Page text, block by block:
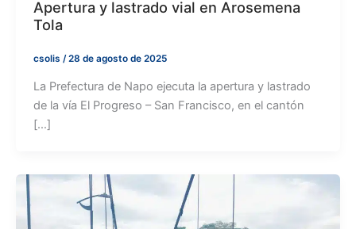
Apertura y lastrado vial en Arosemena
Tola
csolis /28 de agosto de 2025
La Prefectura de Napo ejecuta la apertura y lastrado
de la vía El Progreso – San Francisco, en el cantón
[…]